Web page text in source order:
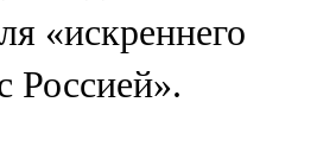
«искреннего
Россией».